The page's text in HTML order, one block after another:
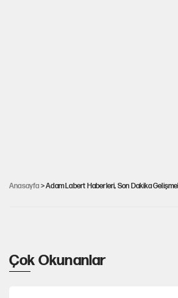
Anasayfa > Adam Labert Haberleri, Son Dakika
Queen'in müzik hakları rekor
Çok Okunanlar